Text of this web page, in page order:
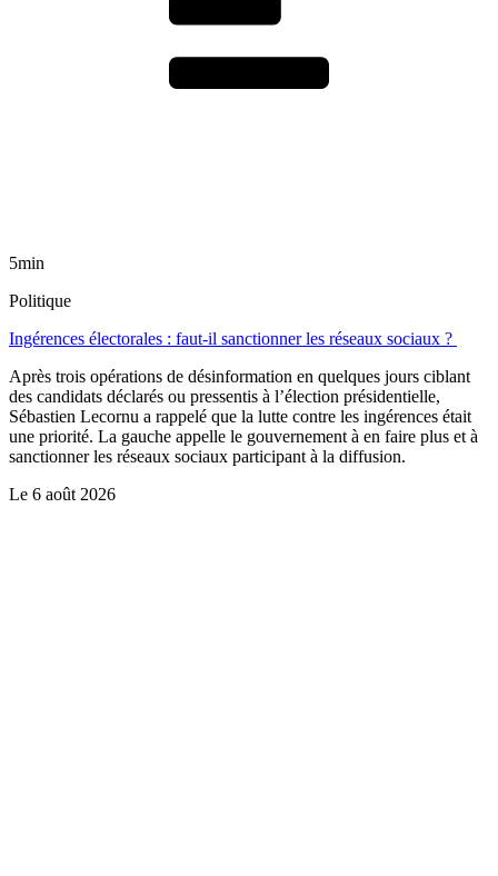
5min
Politique
Ingérences électorales : faut-il sanctionner les réseaux sociaux ?
Après trois opérations de désinformation en quelques jours ciblant
des candidats déclarés ou pressentis à l’élection présidentielle,
Sébastien Lecornu a rappelé que la lutte contre les ingérences était
une priorité. La gauche appelle le gouvernement à en faire plus et à
sanctionner les réseaux sociaux participant à la diffusion.
Le 6 août 2026